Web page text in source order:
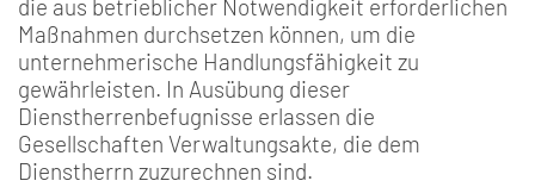
die aus betrieblicher Notwendigkeit erforderlichen
Maßnahmen durchsetzen können, um die
unternehmerische Handlungsfähigkeit zu
gewährleisten. In Ausübung dieser
Dienstherrenbefugnisse erlassen die
Gesellschaften Verwaltungsakte, die dem
Dienstherrn zuzurechnen sind.